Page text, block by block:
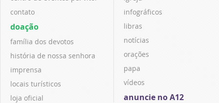
contato
doação
família dos devotos
história de nossa senhora
imprensa
locais turísticos
loja oficial
infográficos
libras
notícias
orações
papa
vídeos
anuncie no A12